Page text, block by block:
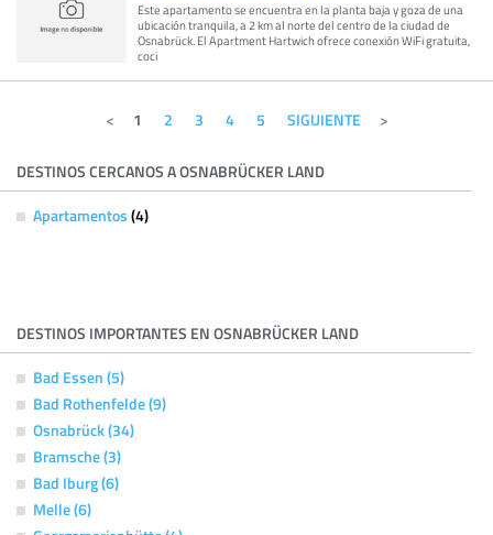
Este apartamento se encuentra en la planta baja y goza de una
ubicación tranquila, a 2 km al norte del centro de la ciudad de
Osnabrück. El Apartment Hartwich ofrece conexión WiFi gratuita,
coci
1 2 3 4 5 SIGUIENTE
DESTINOS CERCANOS A OSNABRÜCKER LAND
Apartamentos (4)
DESTINOS IMPORTANTES EN OSNABRÜCKER LAND
Bad Essen (5)
Bad Rothenfelde (9)
Osnabrück (34)
Bramsche (3)
Bad Iburg (6)
Melle (6)